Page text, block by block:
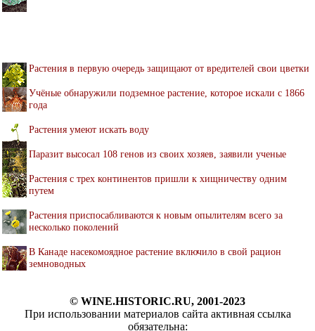
Растения в первую очередь защищают от вредителей свои цветки
Учёные обнаружили подземное растение, которое искали с 1866
года
Растения умеют искать воду
Паразит высосал 108 генов из своих хозяев, заявили ученые
Растения с трех континентов пришли к хищничеству одним
путем
Растения приспосабливаются к новым опылителям всего за
несколько поколений
В Канаде насекомоядное растение включило в свой рацион
земноводных
© WINE.HISTORIC.RU, 2001-2023
При использовании материалов сайта активная ссылка
обязательна: